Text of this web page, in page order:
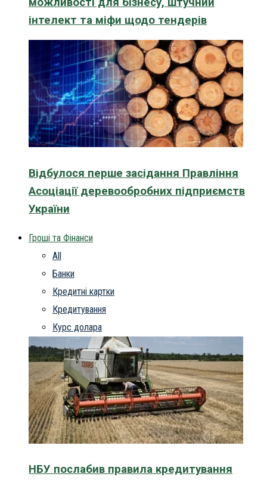
інтелект та міфи щодо тендерів
Відбулося перше засідання Правління
Асоціації деревообробних підприємств
України
Гроші та Фінанси
All
Банки
Кредитні картки
Кредитування
Курс долара
НБУ послабив правила кредитування